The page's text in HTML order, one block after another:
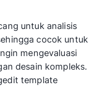
untuk analisis
cocok untuk
mengevaluasi
desain kompleks.
template